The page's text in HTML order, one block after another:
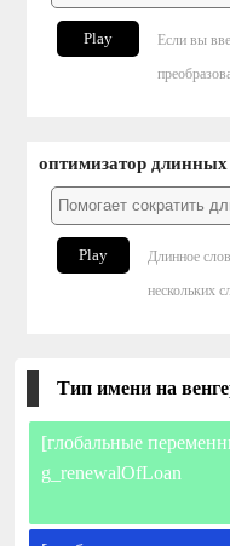
Play
Если вы
оптимизатор
Play
Длинное
нескольких
Тип имени на
[глобальные
g_renewalOfLoan